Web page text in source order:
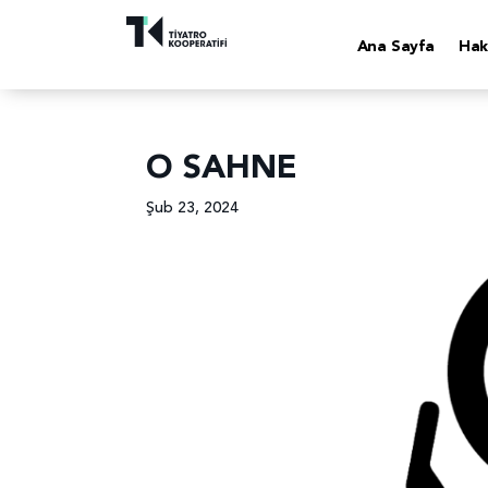
Ana Sayfa
O SAHNE
Şub 23, 2024